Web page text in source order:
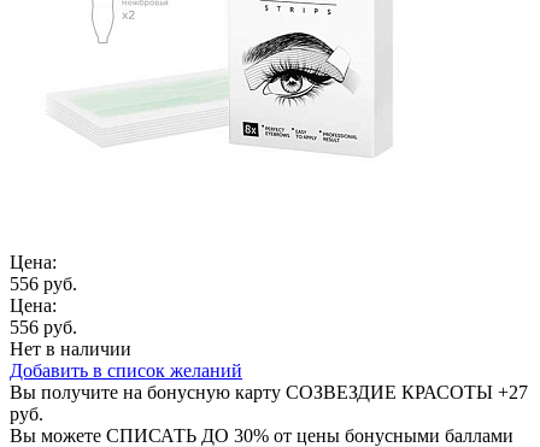
Цена:
556 руб.
Цена:
556 руб.
Нет в наличии
Добавить в список желаний
Вы получите на бонусную карту СОЗВЕЗДИЕ КРАСОТЫ +27
руб.
Вы можете СПИСАТЬ ДО 30% от цены бонусными баллами